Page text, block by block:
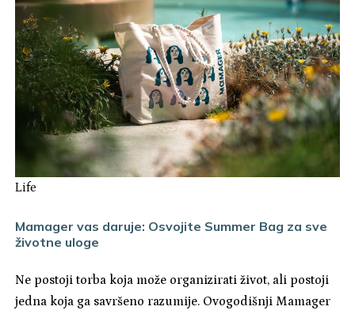
Life
Mamager vas daruje: Osvojite Summer Bag za sve
životne uloge
Ne postoji torba koja može organizirati život, ali postoji
jedna koja ga savršeno razumije. Ovogodišnji Mamager